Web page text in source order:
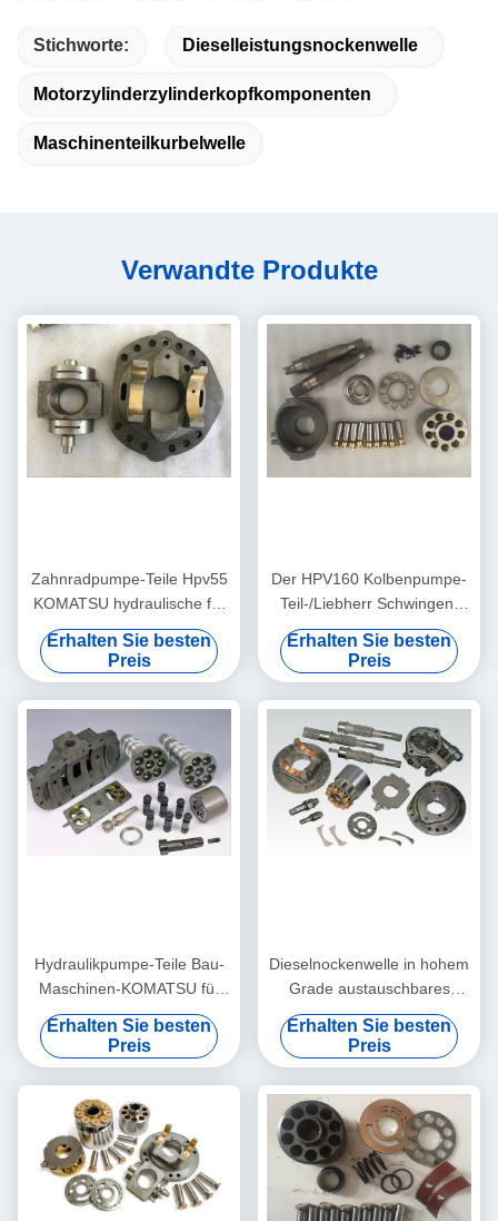
Stichworte: Dieselleistungsnockenwelle
Motorzylinderzylinderkopfkomponenten
Maschinenteilkurbelwelle
Verwandte Produkte
Zahnradpumpe-Teile Hpv55
KOMATSU hydraulische für
Baumaschinen Pc120-5
Erhalten Sie besten
Preis
Der HPV160 Kolbenpumpe-
Teil-/Liebherr Schwingen-
Motor Bagger-Pumpen-der
Teil-Pc50
Erhalten Sie besten
Preis
Hydraulikpumpe-Teile Bau-
Maschinen-KOMATSU für
Bagger-PC 2000-8 HPV375
Erhalten Sie besten
Preis
Dieselnockenwelle in hohem
Grade austauschbares
ISO9001 der leistungs-
HPVMF32 genehmigt
Erhalten Sie besten
Preis